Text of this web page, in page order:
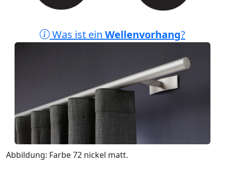
Was ist ein Wellenvorhang?
Abbildung: Farbe 72 nickel matt.